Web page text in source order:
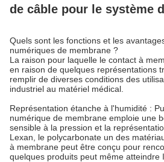
de câble pour le système
Quels sont les fonctions et les
numériques de membrane ?
La raison pour laquelle le contact à
en raison de quelques représentations
remplir de diverses conditions des
industriel au matériel médical.
Représentation étanche à l'humidité :
numérique de membrane emploie une
sensible à la pression et la
Lexan, le polycarbonate un des
à membrane peut être conçu pour
quelques produits peut même atteindre